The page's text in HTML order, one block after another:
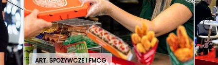
ART. SPOŻYWCZE I FMCG